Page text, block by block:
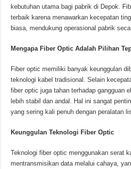
kebutuhan utama bagi pabrik di Depok.
terbaik karena menawarkan kecepatan
biasa, mendukung operasional pabrik
Mengapa Fiber Optic Adalah Pilihan
Fiber optic memiliki banyak keunggulan
teknologi kabel tradisional. Selain
fiber optic juga tahan terhadap gangguan
lebih stabil dan andal. Hal ini sangat
yang sering kali penuh dengan peralatan
Keunggulan Teknologi Fiber Optic
Teknologi fiber optic menggunakan serat
mentransmisikan data melalui cahaya,